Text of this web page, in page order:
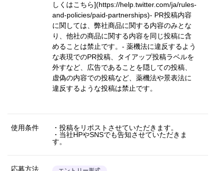
しくはこちら](https://help.twitter.com/ja/rules-
and-policies/paid-partnerships)- PR投稿内容
に関しては、弊社商品に関する内容のみとな
り、他社の商品に関する内容を同じ投稿に含
めることは禁止です。- 薬機法に違反するよう
な表現でのPR投稿、タイアップ投稿ラベルを
外すなど、広告であることを隠しての投稿、
虚偽の内容での投稿など、薬機法や景表法に
違反するような投稿は禁止です。
使用条件
・投稿をリポストさせていただきます。
・当社HPやSNSでも告知させていただきま
す。
応募方法